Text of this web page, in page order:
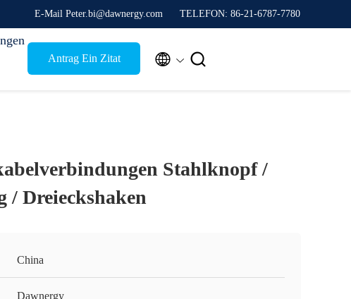
E-Mail Peter.bi@dawnergy.com TELEFON: 86-21-6787-7780
Antrag Ein Zitat  
Stahlknopf /
/ Dreieckshaken
China
Dawnergy